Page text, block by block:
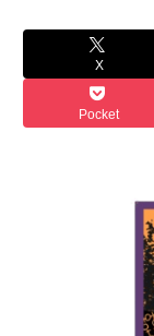
X
Pocket